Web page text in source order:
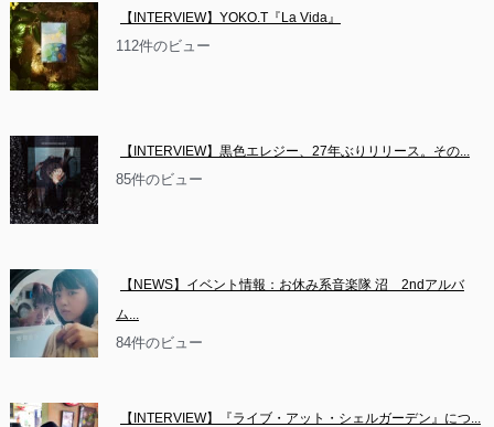
【INTERVIEW】YOKO.T『La Vida』
112件のビュー
【INTERVIEW】黒色エレジー、27年ぶりリリース。その...
85件のビュー
【NEWS】イベント情報：お休み系音楽隊 沼　2ndアルバ
ム...
84件のビュー
【INTERVIEW】『ライブ・アット・シェルガーデン』につ...